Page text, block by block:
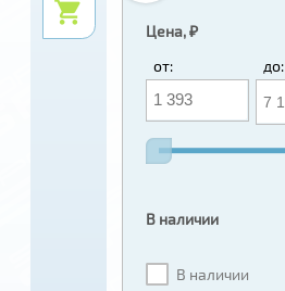
Цена, ₽
от:
до:
В наличии
В наличии